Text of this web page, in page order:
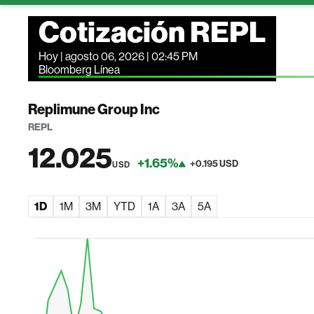
Cotización REPL
Hoy | agosto 06, 2026 | 02:45 PM
Bloomberg Línea
Replimune Group Inc
REPL
12.025USD +1.65% +0.195 USD
1D 1M 3M YTD 1A 3A 5A